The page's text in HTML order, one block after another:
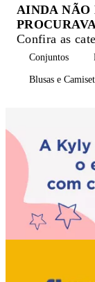
AINDA NÃO
Confira as
Conjuntos
Blusas e